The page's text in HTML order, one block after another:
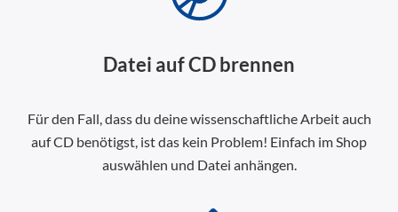
Datei auf CD brennen
Für den Fall, dass du deine wissenschaftliche Arbeit auch
auf CD benötigst, ist das kein Problem! Einfach im Shop
auswählen und Datei anhängen.